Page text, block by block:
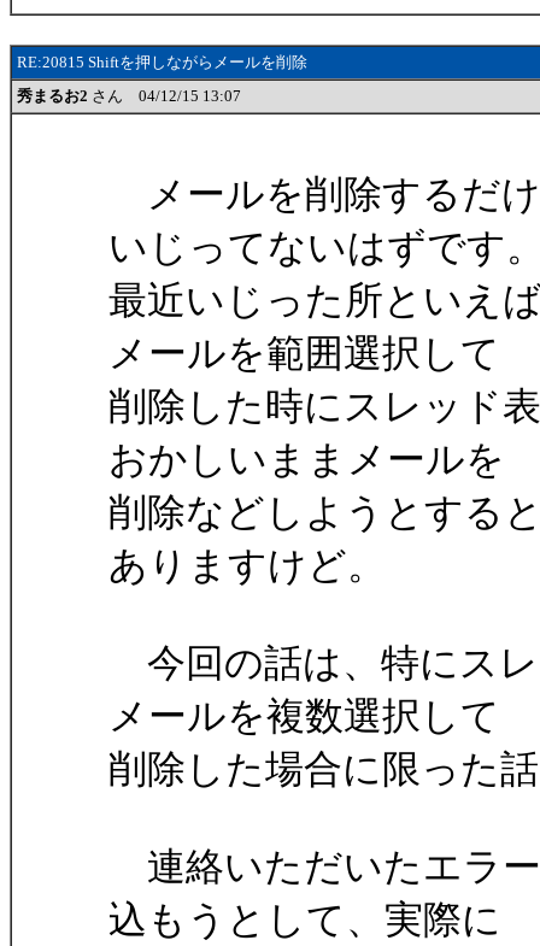
RE:20815 Shiftを押しながらメールを削除
秀まるお2 さん 04/12/15 13:07
メールを削除するだ
いじってないはずです
最近いじった所といえ
メールを範囲選択して
削除した時にスレッド
おかしいままメールを
削除などしようとする
ありますけど。
今回の話は、特にス
メールを複数選択して
削除した場合に限った
連絡いただいたエラ
込もうとして、実際に